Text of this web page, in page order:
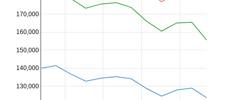
130,000
140,000
150,000
160,000
170,000